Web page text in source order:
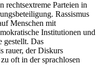
rechtsextreme Parteien in
Rassismus
Menschen mit
Institutionen und
gestellt. Das
rauer, der Diskurs
oft in der sprachlosen